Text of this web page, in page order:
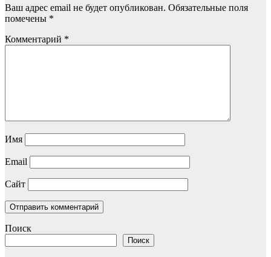
Ваш адрес email не будет опубликован. Обязательные поля
помечены *
Комментарий *
Имя
Email
Сайт
Поиск
Поиск